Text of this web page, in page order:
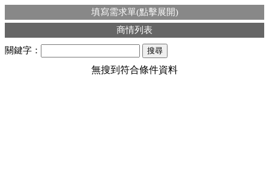
填寫需求單(點擊展開)
商情列表
關鍵字：
無搜到符合條件資料